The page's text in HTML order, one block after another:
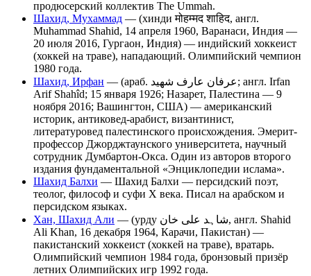
продюсерский коллектив The Ummah.
Шахид, Мухаммад — (хинди मोहम्मद शाहिद, англ.
Muhammad Shahid, 14 апреля 1960, Варанаси, Индия —
20 июля 2016, Гургаон, Индия) — индийский хоккеист
(хоккей на траве), нападающий. Олимпийский чемпион
1980 года.
Шахид, Ирфан — (араб. عرفان عارف شهيد‎; англ. Irfan
Arif Shahîd; 15 января 1926; Назарет, Палестина — 9
ноября 2016; Вашингтон, США) — американский
историк, антиковед-арабист, византинист,
литературовед палестинского происхождения. Эмерит-
профессор Джорджтаунского университета, научный
сотрудник Думбартон-Окса. Один из авторов второго
издания фундаментальной «Энциклопедии ислама».
Шахид Балхи — Шахид Балхи — персидский поэт,
теолог, философ и суфи X века. Писал на арабском и
персидском языках.
Хан, Шахид Али — (урду شاہد علی خان‎, англ. Shahid
Ali Khan, 16 декабря 1964, Карачи, Пакистан) —
пакистанский хоккеист (хоккей на траве), вратарь.
Олимпийский чемпион 1984 года, бронзовый призёр
летних Олимпийских игр 1992 года.